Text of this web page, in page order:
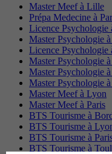
Master Meef à Lille
Prépa Medecine à
Licence Psychologie
Master Psychologie
Licence Psychologie
Master Psychologie
Master Psychologie
Master Psychologie
Master Meef à Lyon
Master Meef à Paris
BTS Tourisme à
BTS Tourisme à
BTS Tourisme à
BTS Tourisme à